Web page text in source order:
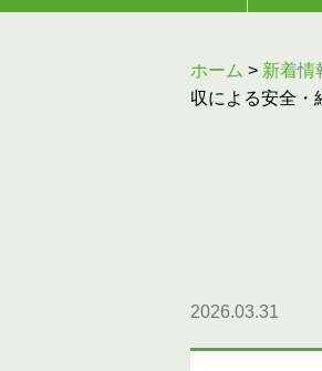
ホーム > 新着情
収による安全・
2026.03.31